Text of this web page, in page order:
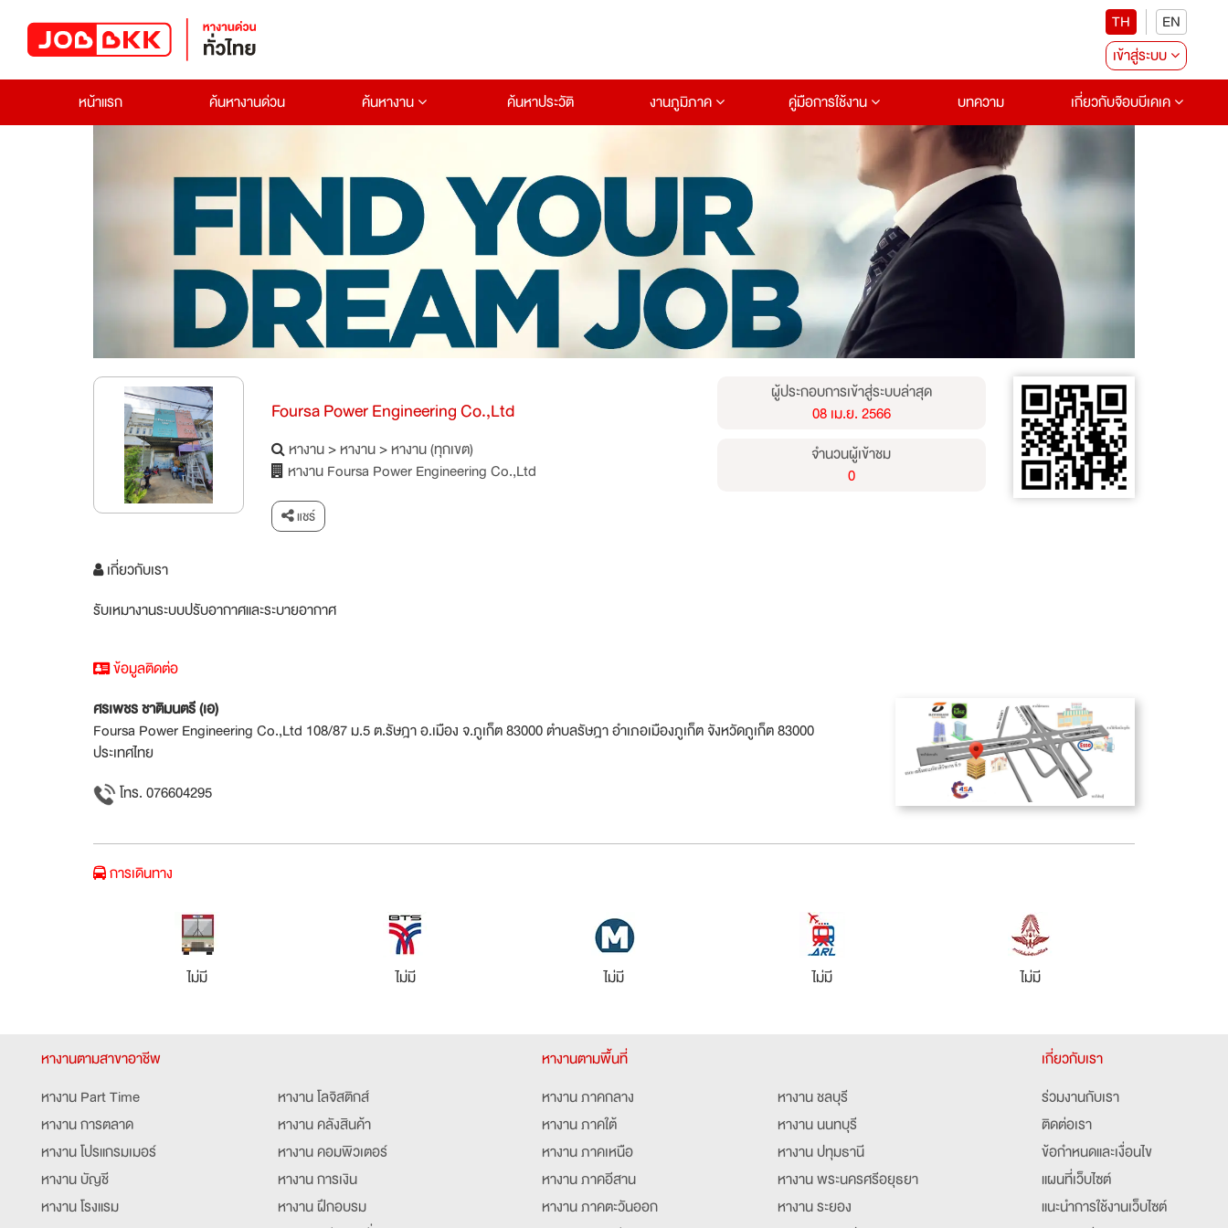
TH
EN
เข้าสู่ระบบ
หน้าแรก
ค้นหางานด่วน ค้นหางาน ค้นหาประวัติ งานภูมิภาค คู่มือการใช้งาน บทความ เกี่ยวกับจ๊อบบีเคเค
Foursa Power Engineering Co.,Ltd
หางาน>หางาน>หางาน (ทุกเขต)
หางาน Foursa Power Engineering Co.,Ltd
แชร์
ผู้ประกอบการเข้าสู่ระบบล่าสุด
08 เม.ย. 2566
จำนวนผู้เข้าชม
0
เกี่ยวกับเรา
รับเหมางานระบบปรับอากาศและระบายอากาศ
ข้อมูลติดต่อ
ศรเพชร ชาติมนตรี (เอ)
Foursa Power Engineering Co.,Ltd 108/87 ม.5 ต.รัษฎา อ.เมือง จ.ภูเก็ต 83000 ตำบลรัษฎา อำเภอเมืองภูเก็ต จังหวัดภูเก็ต 83000
ประเทศไทย
โทร. 076604295
การเดินทาง
ไม่มี ไม่มี ไม่มี ไม่มี ไม่มี
หางานตามสาขาอาชีพ
หางาน Part Time
หางาน การตลาด
หางาน โปรแกรมเมอร์
หางาน บัญชี
หางาน โรงแรม
หางาน โลจิสติกส์
หางาน คลังสินค้า
หางาน คอมพิวเตอร์
หางาน การเงิน
หางาน ฝึกอบรม
หางานตามพื้นที่
หางาน ภาคกลาง
หางาน ภาคใต้
หางาน ภาคเหนือ
หางาน ภาคอีสาน
หางาน ภาคตะวันออก
หางาน ชลบุรี
หางาน นนทบุรี
หางาน ปทุมธานี
หางาน พระนครศรีอยุธยา
หางาน ระยอง
เกี่ยวกับเรา
ร่วมงานกับเรา
ติดต่อเรา
ข้อกำหนดและเงื่อนไข
แผนที่เว็บไซต์
แนะนำการใช้งานเว็บไซต์